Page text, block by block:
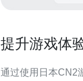
提升游戏体
通过使用日本CN2